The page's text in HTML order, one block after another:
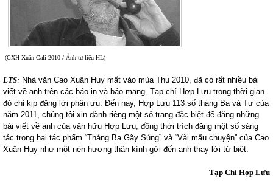
(CXH Xuân Cali 2010 / Ảnh tư liệu HL)
LTS: Nhà văn Cao Xuân Huy mất vào mùa Thu 2010, đã có rất nhiều bài
viết về anh trên các báo in và báo mạng. Tạp chí Hợp Lưu trong thời gian
đó chỉ kịp đăng lời phân ưu. Đến nay, Hợp Lưu 113 số tháng Ba và Tư của
năm 2011, chúng tôi xin dành riêng một số trang đặc biệt để đăng những
bài viết về anh của văn hữu Hợp Lưu, đồng thời trích đăng một số sáng
tác trong hai tác phẩm “Tháng Ba Gãy Súng” và “Vài mẩu chuyện” của Cao
Xuân Huy như một nén hương thân kính gởi đến anh thay lời từ biệt.
Tạp Chí Hợp Lưu